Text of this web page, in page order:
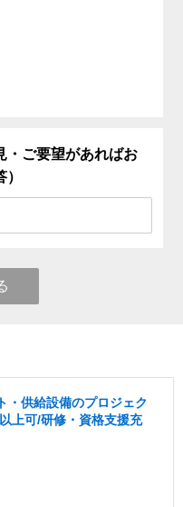
・ご要望があればお
・供給設備のプロジェク
上可/研修・資格支援充